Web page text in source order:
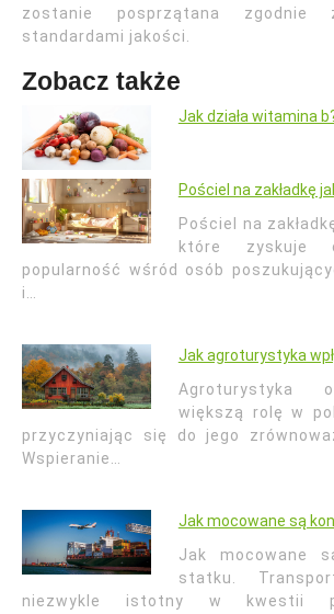
zostanie posprzątana zgodnie
standardami jakości.
Zobacz także
Jak działa witamina
Pościel na zakładkę
Pościel na
które zyskuje
popularność wśród osób
i…
Jak agroturystyka
Agroturystyka
większą rolę w
przyczyniając się do jego
Wspieranie…
Jak mocowane są
Jak mocowane
statku.
niezwykle istotny w kwestii